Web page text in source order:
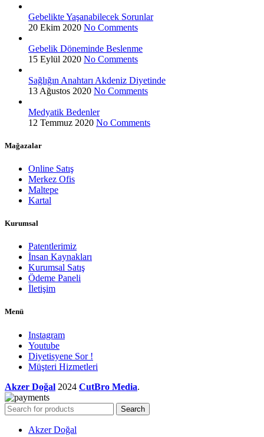
Gebelikte Yaşanabilecek Sorunlar
20 Ekim 2020 No Comments
Gebelik Döneminde Beslenme
15 Eylül 2020 No Comments
Sağlığın Anahtarı Akdeniz Diyetinde
13 Ağustos 2020 No Comments
Medyatik Bedenler
12 Temmuz 2020 No Comments
Mağazalar
Online Satış
Merkez Ofis
Maltepe
Kartal
Kurumsal
Patentlerimiz
İnsan Kaynakları
Kurumsal Satış
Ödeme Paneli
İletişim
Menü
Instagram
Youtube
Diyetisyene Sor !
Müşteri Hizmetleri
Akzer Doğal 2024 CutBro Media.
Search
Akzer Doğal